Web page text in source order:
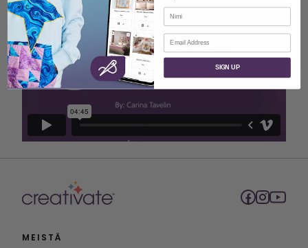
MEISTÄ
Nimi
Sähköposti
SIGN UP